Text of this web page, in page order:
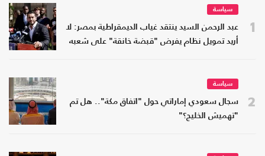
1
سياسة
عبد الرحمن السيد ينتقد غياب الديمقراطية بمصر: لا
أريد تمويل نظام يفرض "قبضة خانقة" على شعبه
2
سياسة
سجال سعودي إماراتي حول "اتفاق مكة".. هل تم
"تهميش الخليج؟"